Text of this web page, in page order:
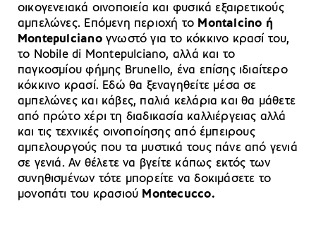
οικογενειακά οινοποιεία και φυσικά εξαιρετικούς
αμπελώνες. Επόμενη περιοχή το Montalcino ή
Montepulcianoγνωστό για το κόκκινο κρασί του,
το Nobile di Montepulciano, αλλά και το
παγκοσμίου φήμης Brunello, ένα επίσης ιδιαίτερο
κόκκινο κρασί. Εδώ θα ξεναγηθείτε μέσα σε
αμπελώνες και κάβες, παλιά κελάρια και θα μάθετε
από πρώτο χέρι τη διαδικασία καλλιέργειας αλλά
και τις τεχνικές οινοποίησης από έμπειρους
αμπελουργούς που τα μυστικά τους πάνε από γενιά
σε γενιά. Αν θέλετε να βγείτε κάπως εκτός των
συνηθισμένων τότε μπορείτε να δοκιμάσετε το
μονοπάτι του κρασιού Montecucco.